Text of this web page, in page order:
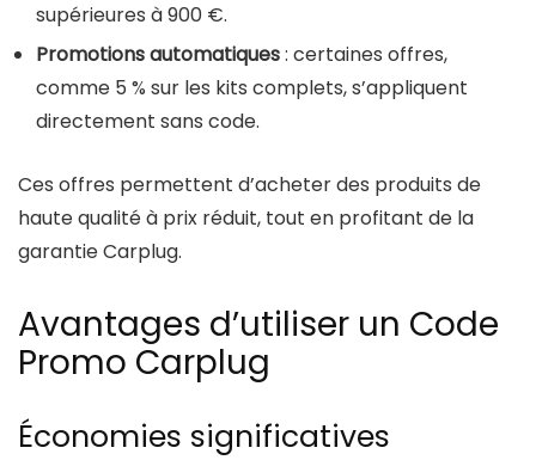
supérieures à 900 €.
Promotions automatiques: certaines offres,
comme 5 % sur les kits complets, s’appliquent
directement sans code.
Ces offres permettent d’acheter des produits de
haute qualité à prix réduit, tout en profitant de la
garantie Carplug.
Avantages d’utiliser un Code
Promo Carplug
Économies significatives